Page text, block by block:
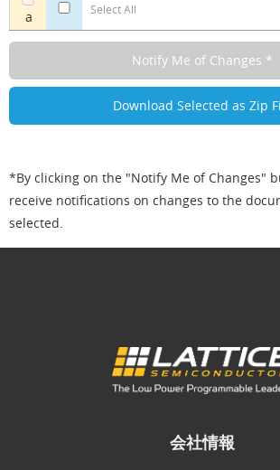
a Select All
*By clicking on the "Notify Me of Changes"
receive notifications on changes to the
selected.
会社情報